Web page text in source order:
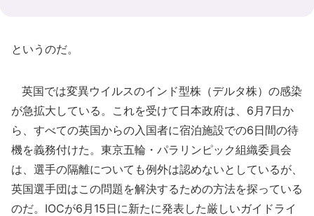
というのだ。
英国では変異ウイルスのインド型株（デルタ株）の感染
が急拡大している。これを受けて日本政府は、6月7日か
ら、すべての英国からの入国者に宿泊施設での6日間の待
機を義務付けた。東京五輪・パラリンピック組織委員会
は、選手の隔離についても例外は認めないとしているが、
英国選手団はこの問題を解決するための方法を探っている
のだ。IOCが6月15日に新たに発表した厳しいガイドライ